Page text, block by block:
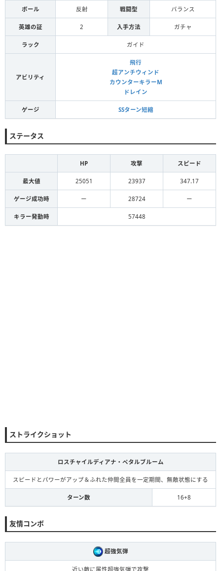
ボール 反射 戦闘型 バランス
英雄の証 2 入手方法 ガチャ
ラック ガイド
アビリティ
飛行
超アンチウィンド
カウンターキラーM
ドレイン
ゲージ SSターン短縮
ステータス
HP 攻撃 スピード
最大値 25051 23937 347.17
ゲージ成功時 ー 28724 ー
キラー発動時 57448
ストライクショット
ロスチャイルディアナ・ペタルブルーム
スピードとパワーがアップ＆ふれた仲間全員を一定期間、無敵状態にする
ターン数 16+8
友情コンボ
超強気弾
近い敵に属性超強気弾で攻撃